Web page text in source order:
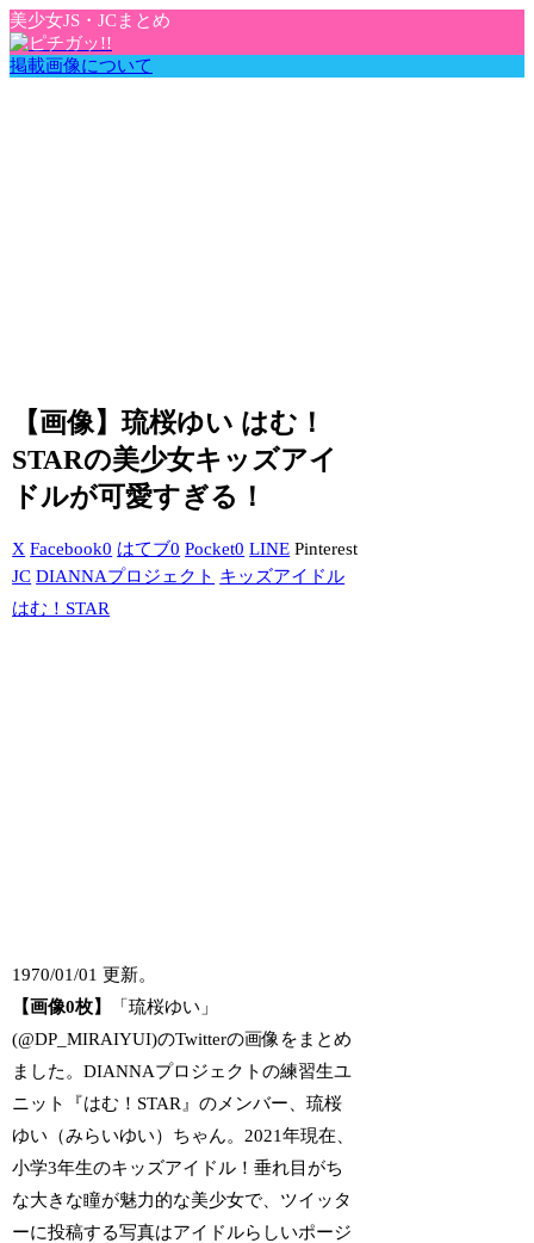
美少女JS・JCまとめ
掲載画像について
【画像】琉桜ゆい はむ！
STARの美少女キッズアイ
ドルが可愛すぎる！
X Facebook0 はてブ0 Pocket0 LINE Pinterest
JC DIANNAプロジェクト キッズアイドル
はむ！STAR
1970/01/01 更新。
【画像0枚】
「琉桜ゆい」
(@DP_MIRAIYUI)のTwitterの画像をまとめ
ました。DIANNAプロジェクトの練習生ユ
ニット『はむ！STAR』のメンバー、琉桜
ゆい（みらいゆい）ちゃん。2021年現在、
小学3年生のキッズアイドル！垂れ目がち
な大きな瞳が魅力的な美少女で、ツイッタ
ーに投稿する写真はアイドルらしいポージ